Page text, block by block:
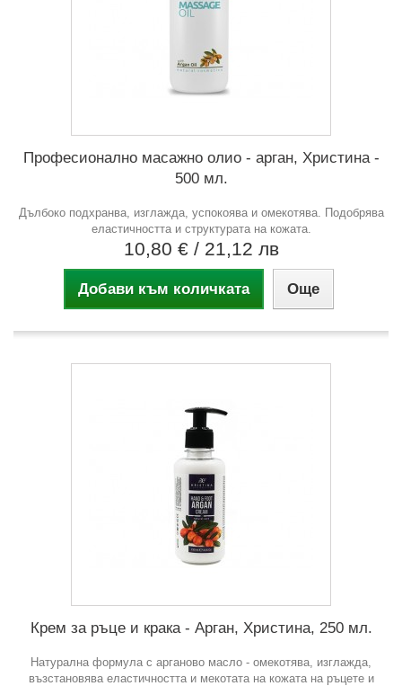
Професионално масажно олио - арган, Христина -
500 мл.
Дълбоко подхранва, изглажда, успокоява и омекотява. Подобрява
еластичността и структурата на кожата.
10,80 € / 21,12 лв
Добави към количката Още
Крем за ръце и крака - Арган, Христина, 250 мл.
Натурална формула с арганово масло - омекотява, изглажда,
възстановява еластичността и мекотата на кожата на ръцете и